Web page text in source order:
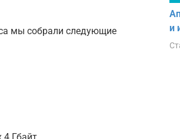
мы собрали следующие
и